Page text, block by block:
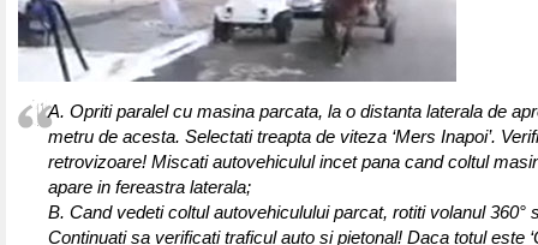
A. Opriti paralel cu masina parcata, la o distanta laterala de
metru de acesta. Selectati treapta de viteza ‘Mers Inapoi’.
retrovizoare! Miscati autovehiculul incet pana cand coltul
apare in fereastra laterala;
B. Cand vedeti coltul autovehiculului parcat, rotiti volanul 360°
Continuati sa verificati traficul auto si pietonal! Daca totul este